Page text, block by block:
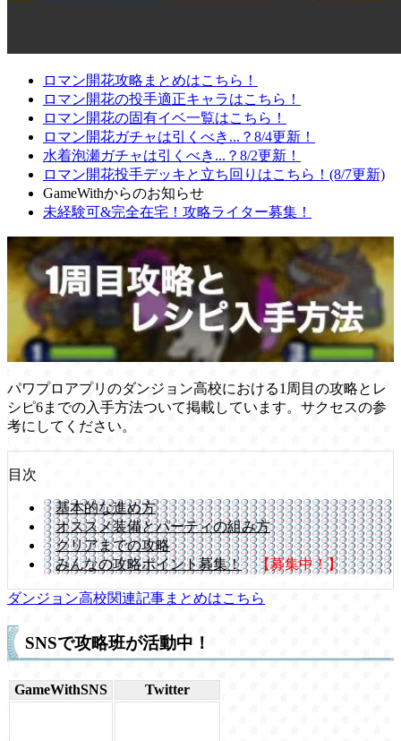
ロマン開花攻略まとめはこちら！
ロマン開花の投手適正キャラはこちら！
ロマン開花の固有イベ一覧はこちら！
ロマン開花ガチャは引くべき...？8/4更新！
水着泡瀬ガチャは引くべき...？8/2更新！
ロマン開花投手デッキと立ち回りはこちら！(8/7更新)
GameWithからのお知らせ
未経験可&完全在宅！攻略ライター募集！
パワプロアプリのダンジョン高校における1周目の攻略とレ
シピ6までの入手方法ついて掲載しています。サクセスの参
考にしてください。
目次
基本的な進め方
オススメ装備とパーティの組み方
クリアまでの攻略
みんなの攻略ポイント募集！
【募集中！】
ダンジョン高校関連記事まとめはこちら
SNSで攻略班が活動中！
GameWithSNS Twitter